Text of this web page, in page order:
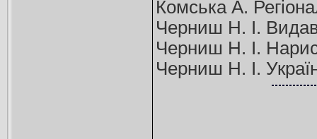
Комська А.
Черниш Н. І.
Черниш Н. І.
Черниш Н. І.